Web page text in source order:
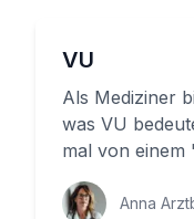
VU
Als Mediziner
was VU
mal von
gefragt, was
Anna